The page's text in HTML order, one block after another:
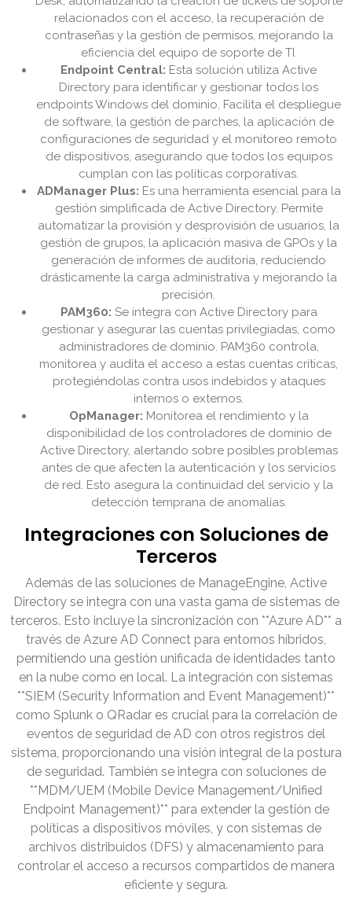
relacionados con el acceso, la recuperación de
contraseñas y la gestión de permisos, mejorando la
eficiencia del equipo de soporte de TI.
Endpoint Central: Esta solución utiliza Active
Directory para identificar y gestionar todos los
endpoints Windows del dominio. Facilita el despliegue
de software, la gestión de parches, la aplicación de
configuraciones de seguridad y el monitoreo remoto
de dispositivos, asegurando que todos los equipos
cumplan con las políticas corporativas.
ADManager Plus: Es una herramienta esencial para la
gestión simplificada de Active Directory. Permite
automatizar la provisión y desprovisión de usuarios, la
gestión de grupos, la aplicación masiva de GPOs y la
generación de informes de auditoría, reduciendo
drásticamente la carga administrativa y mejorando la
precisión.
PAM360: Se integra con Active Directory para
gestionar y asegurar las cuentas privilegiadas, como
administradores de dominio. PAM360 controla,
monitorea y audita el acceso a estas cuentas críticas,
protegiéndolas contra usos indebidos y ataques
internos o externos.
OpManager: Monitorea el rendimiento y la
disponibilidad de los controladores de dominio de
Active Directory, alertando sobre posibles problemas
antes de que afecten la autenticación y los servicios
de red. Esto asegura la continuidad del servicio y la
detección temprana de anomalías.
Integraciones con Soluciones de
Terceros
Además de las soluciones de ManageEngine, Active
Directory se integra con una vasta gama de sistemas de
terceros. Esto incluye la sincronización con **Azure AD** a
través de Azure AD Connect para entornos híbridos,
permitiendo una gestión unificada de identidades tanto
en la nube como en local. La integración con sistemas
**SIEM (Security Information and Event Management)**
como Splunk o QRadar es crucial para la correlación de
eventos de seguridad de AD con otros registros del
sistema, proporcionando una visión integral de la postura
de seguridad. También se integra con soluciones de
**MDM/UEM (Mobile Device Management/Unified
Endpoint Management)** para extender la gestión de
políticas a dispositivos móviles, y con sistemas de
archivos distribuidos (DFS) y almacenamiento para
controlar el acceso a recursos compartidos de manera
eficiente y segura.